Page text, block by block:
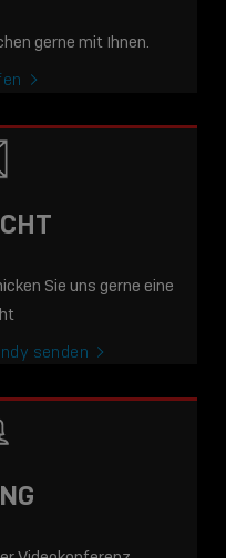
gerne mit Ihnen.
Sie uns gerne eine
senden